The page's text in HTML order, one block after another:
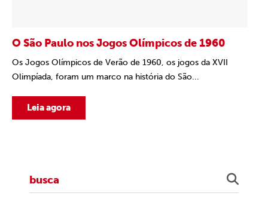
O São Paulo nos Jogos Olímpicos de 1960
Os Jogos Olímpicos de Verão de 1960, os jogos da XVII
Olimpíada, foram um marco na história do São...
Leia agora